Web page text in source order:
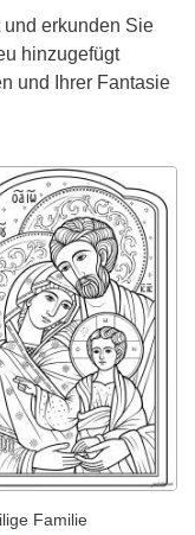
erkunden Sie
hinzugefügt
und Ihrer Fantasie
Familie